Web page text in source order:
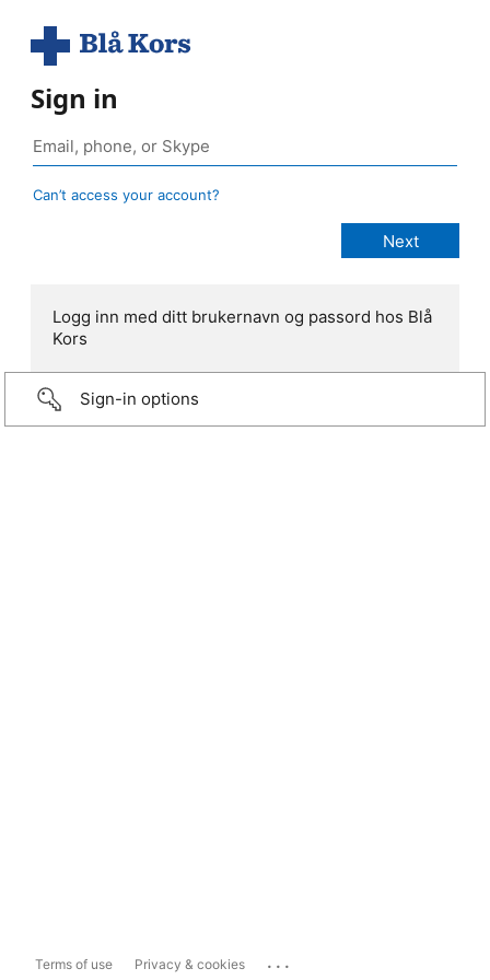
Sign in
Can’t access your account?
Logg inn med ditt brukernavn og passord hos Blå
Kors
Sign-in options
Terms of use Privacy & cookies ...